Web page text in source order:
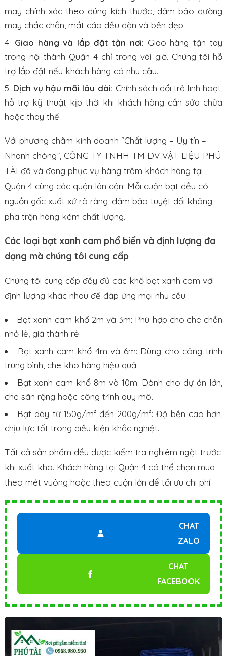
may chính xác theo đúng kích thước, đảm bảo đường
may chắc chắn, mắt cáo đều đặn và bền đẹp.
Giao hàng và lắp đặt tận nơi: Giao hàng tận tay
trong nội thành Quận 4 chỉ trong vài giờ. Chúng tôi hỗ
trợ lắp đặt nếu khách hàng có nhu cầu.
Dịch vụ hậu mãi lâu dài: Chính sách đổi trả linh hoạt,
hỗ trợ kỹ thuật kịp thời khi khách hàng cần sửa chữa
hoặc thay thế.
Với phương châm kinh doanh “Chất lượng – Uy tín –
Nhanh chóng”, CÔNG TY TNHH TM DV VẬT LIỆU PHÚ
TÀI đã và đang phục vụ hàng trăm khách hàng tại
Quận 4 cùng các quận lân cận. Mỗi cuộn bạt đều có
nguồn gốc xuất xứ rõ ràng, đảm bảo tuyệt đối không
pha trộn hàng kém chất lượng.
Các loại bạt xanh cam phổ biến và định lượng đa
dạng mà chúng tôi cung cấp
Chúng tôi cung cấp đầy đủ các khổ bạt xanh cam với
định lượng khác nhau để đáp ứng mọi nhu cầu:
Bạt xanh cam khổ 2m và 3m: Phù hợp cho che chắn
nhỏ lẻ, giá thành rẻ.
Bạt xanh cam khổ 4m và 6m: Dùng cho công trình
trung bình, che kho hàng hiệu quả.
Bạt xanh cam khổ 8m và 10m: Dành cho dự án lớn,
che sân rộng hoặc công trình quy mô.
Bạt dày từ 150g/m² đến 200g/m²: Độ bền cao hơn,
chịu lực tốt trong điều kiện khắc nghiệt.
Tất cả sản phẩm đều được kiểm tra nghiêm ngặt trước
khi xuất kho. Khách hàng tại Quận 4 có thể chọn mua
theo mét vuông hoặc theo cuộn lớn để tối ưu chi phí.
CHAT
ZALO
CHAT
FACEBOOK